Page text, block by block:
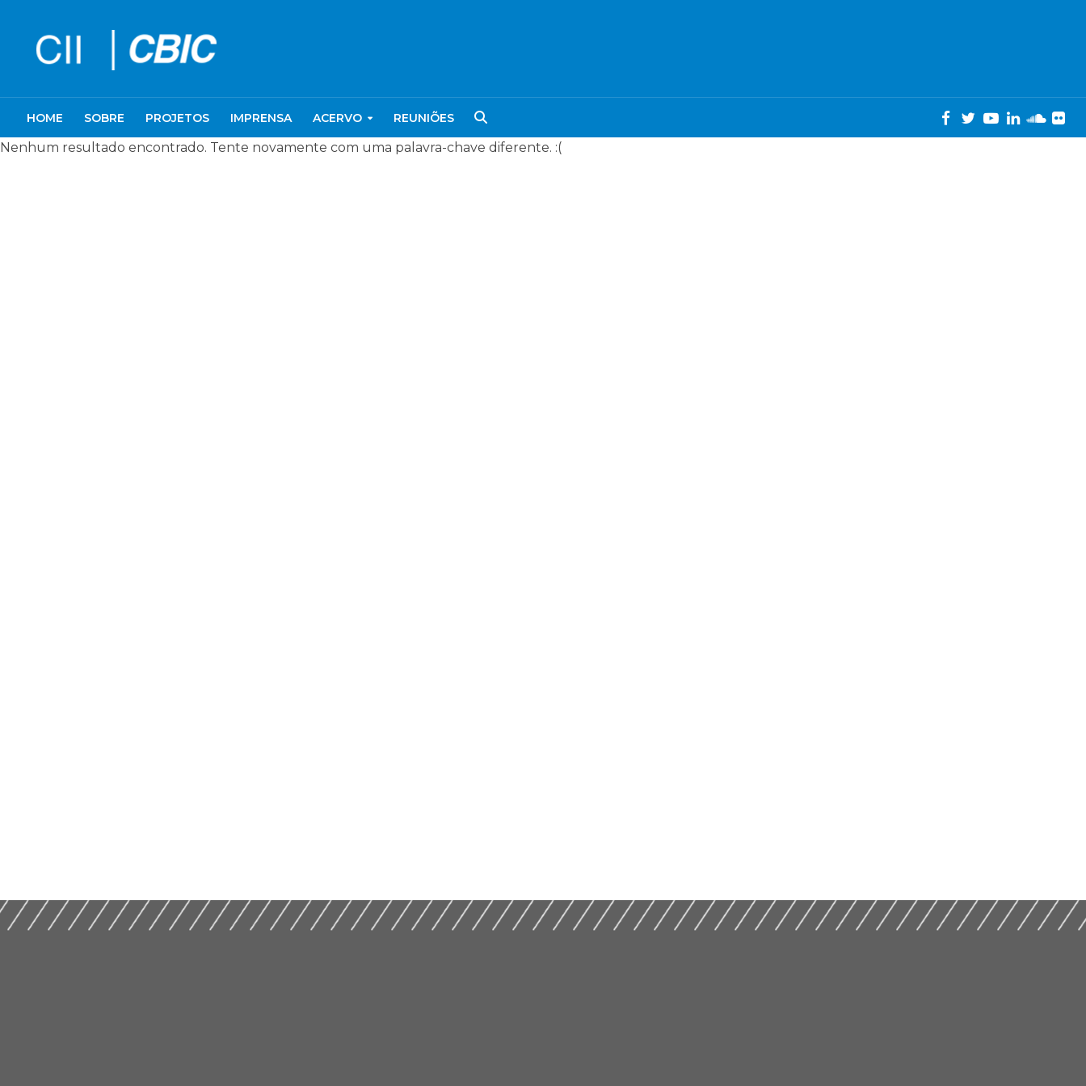
HOME SOBRE PROJETOS IMPRENSA ACERVO REUNIÕES
Nenhum resultado encontrado. Tente novamente com uma palavra-chave diferente. :(